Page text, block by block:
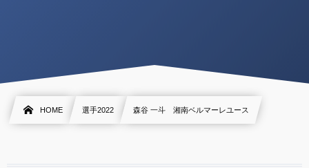
HOME 選手2022 森谷 一斗 湘南ベルマーレユース